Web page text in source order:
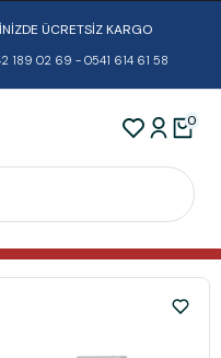
ÜCRETSİZ KARGO
189 02 69 - 0541 614 61 58
0